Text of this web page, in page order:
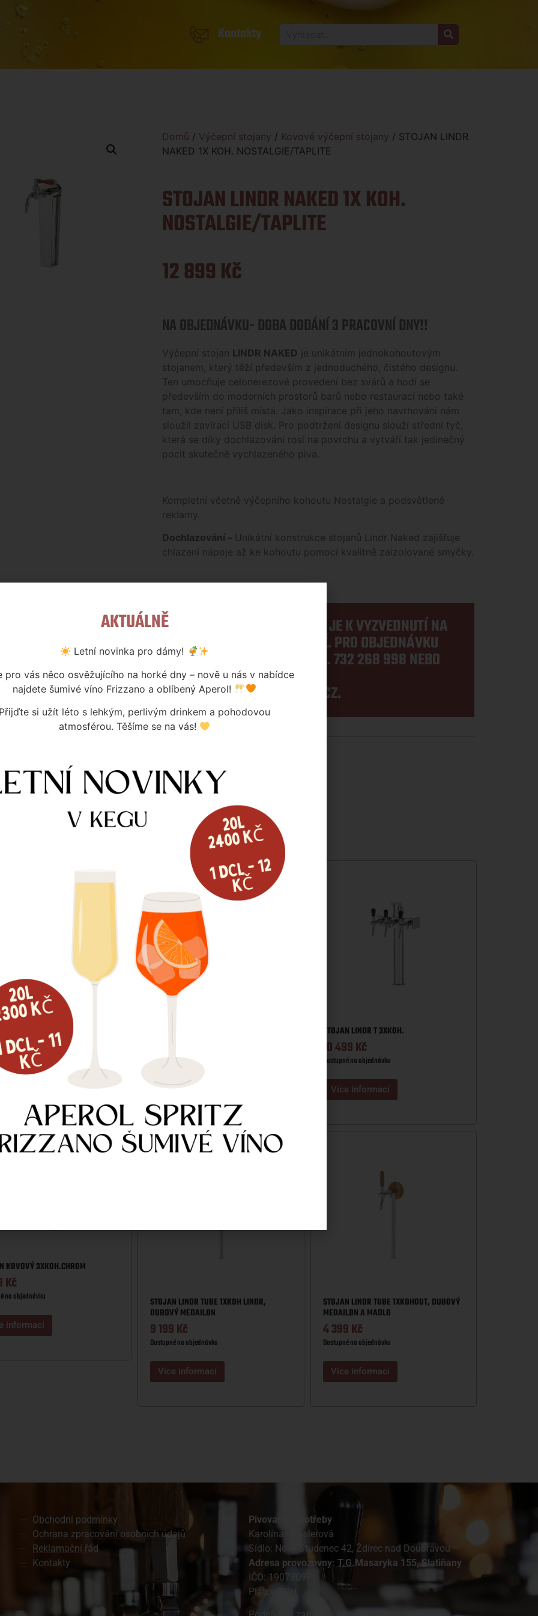
Kontakty
Domů / Výčepní stojany / Kovové výčepní stojany / STOJAN LINDR
NAKED 1X KOH. NOSTALGIE/TAPLITE
STOJAN LINDR NAKED 1X KOH.
NOSTALGIE/TAPLITE
12 899Kč
NA OBJEDNÁVKU- DOBA DODÁNÍ 3 PRACOVNÍ DNY!!
Výčepní stojan LINDR NAKED je unikátním jednokohoutovým
stojanem, který těží především z jednoduchého, čistého designu.
Ten umocňuje celonerezové provedení bez svárů a hodí se
především do moderních prostorů barů nebo restaurací nebo také
tam, kde není příliš místa. Jako inspirace při jeho navrhování nám
sloužil zavírací USB disk. Pro podtržení designu slouží střední tyč,
která se díky dochlazování rosí na povrchu a vytváří tak jedinečný
pocit skutečně vychlazeného piva.
Kompletní včetně výčepního kohoutu Nostalgie a podsvětlené
reklamy.
Dochlazování – Unikátní konstrukce stojanů Lindr Naked zajišťuje
chlazení nápoje až ke kohoutu pomocí kvalitně zaizolované smyčky.
ZBOŽÍ, KTERÉ JE SKLADEM JE K VYZVEDNUTÍ NA
NAŠÍ KAMENNÉ PRODEJNĚ. PRO OBJEDNÁVKU
NÁS KONTAKTUJTE NA TEL.732 268 998 NEBO
NA EMAILOVÉ ADRESE
MARA.PERINA@SEZNAM.CZ.
LINDR NAKED 1X KOH.
Kč
na objednávku
STOJAN KOVOVÝ 1XKOH.ZLATÝ
4 099
STOJAN LINDR T 3XKOH.
10 499Kč
Dostupné na objednávku
Více informací
KOVOVÝ 3XKOH.CHROM
Kč
na objednávku
informací
STOJAN LINDR TUBE 1XKOH LINDR,
DUBOVÝ MEDAILON
9 199Kč
Dostupné na objednávku
Více informací
STOJAN LINDR TUBE 1XKOHOUT, DUBOVÝ
MEDAILON A MADLO
4 399Kč
Dostupné na objednávku
Více informací
Obchodní podmínky
Ochrana zpracování osobních údajů
Reklamační řád
Kontakty
Pivovarské potřeby
Karolína Gasslerová
Sídlo: Nový Studenec 42, Ždírec nad Doubravou
Adresa provozovny: T.G.Masaryka 155, Slatiňany
IČO: 19073097
Plátce DPH
AKTUÁLNĚ
Letní novinka pro dámy!
pro vás něco osvěžujícího na horké dny – nově u nás v nabídce
najdete šumivé víno Frizzano a oblíbený Aperol!
si užít léto s lehkým, perlivým drinkem a pohodovou
atmosférou. Těšíme se na vás!